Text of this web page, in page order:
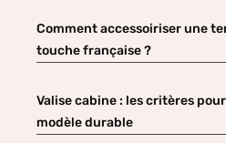
Comment accessoiriser une
touche française ?
Valise cabine : les critères
modèle durable